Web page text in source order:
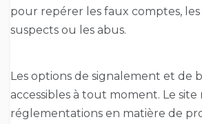
pour repérer les faux comptes,
suspects ou les abus.
Les options de signalement et de
accessibles à tout moment. Le site
réglementations en matière de